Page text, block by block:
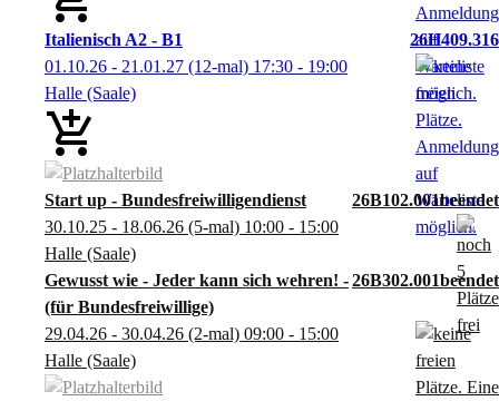
Start up - Bundesfreiwilligendienst
26B102.001
30.10.25 - 18.06.26 (5-mal) 10:00 - 15:00
Halle (Saale)
Gewusst wie - Jeder kann sich wehren! -
(für Bundesfreiwillige)
26B302.001
29.04.26 - 30.04.26 (2-mal) 09:00 - 15:00
Halle (Saale)
Italienisch A2 - B1
26H409.316
01.10.26 - 21.01.27 (12-mal) 17:30 - 19:00
Halle (Saale)